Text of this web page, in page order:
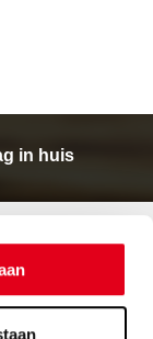
in huis
B.V.